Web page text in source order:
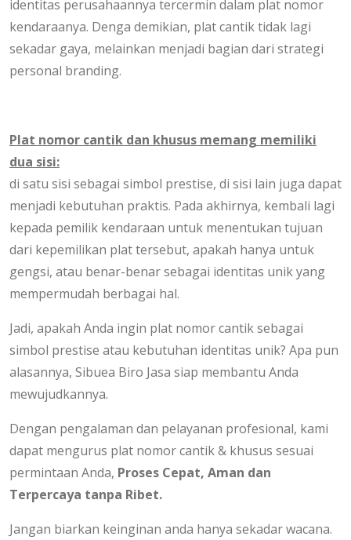
identitas perusahaannya tercermin dalam plat nomor
kendaraanya. Denga demikian, plat cantik tidak lagi
sekadar gaya, melainkan menjadi bagian dari strategi
personal branding.
Plat nomor cantik dan khusus memang memiliki
dua sisi:
di satu sisi sebagai simbol prestise, di sisi lain juga dapat
menjadi kebutuhan praktis. Pada akhirnya, kembali lagi
kepada pemilik kendaraan untuk menentukan tujuan
dari kepemilikan plat tersebut, apakah hanya untuk
gengsi, atau benar-benar sebagai identitas unik yang
mempermudah berbagai hal.
Jadi, apakah Anda ingin plat nomor cantik sebagai
simbol prestise atau kebutuhan identitas unik? Apa pun
alasannya, Sibuea Biro Jasa siap membantu Anda
mewujudkannya.
Dengan pengalaman dan pelayanan profesional, kami
dapat mengurus plat nomor cantik & khusus sesuai
permintaan Anda, Proses Cepat, Aman dan
Terpercaya tanpa Ribet.
Jangan biarkan keinginan anda hanya sekadar wacana.